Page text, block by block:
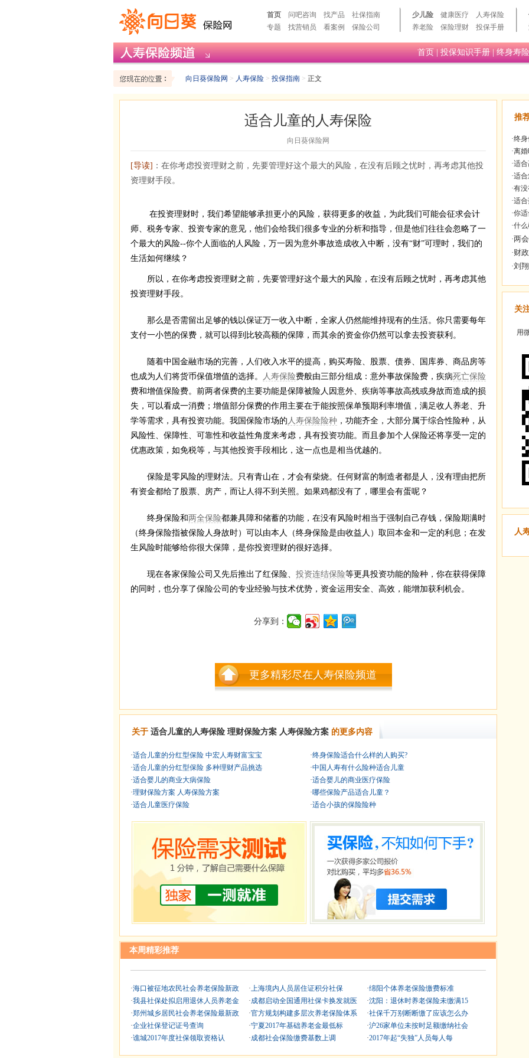
首页 问吧咨询 找产品
社保指南
专题
找营销员 看案例 保险公司
少儿险 健康医疗
人寿保险
养老险
保险理财 投保手册
首页|投保知识手册|终身寿险
向日葵保险网 > 人寿保险 > 投保指南 > 正文
适合儿童的人寿保险
向日葵保险网
[导读] ：在你考虑投资理财之前，先要管理好这个最大的风险，在没有后顾之忧时，再考虑其他投
资理财手段。
在投资理财时，我们希望能够承担更小的风险，获得更多的收益，为此我们可能会征求会计
师、税务专家、投资专家的意见，他们会给我们很多专业的分析和指导，但是他们往往会忽略了一
个最大的风险--你个人面临的人风险，万一因为意外事故造成收入中断，没有“财”可理时，我们的
生活如何继续？
所以，在你考虑投资理财之前，先要管理好这个最大的风险，在没有后顾之忧时，再考虑其他
投资理财手段。
那么是否需留出足够的钱以保证万一收入中断，全家人仍然能维持现有的生活。你只需要每年
支付一小笆的保费，就可以得到比较高额的保障，而其余的资金你仍然可以拿去投资获利。
随着中国金融市场的完善，人们收入水平的提高，购买寿险、股票、债券、国库券、商品房等
也成为人们将货币保值增值的选择。
人寿保险费般由三部分组成：意外事故保险费，疾病死亡保险
费和增值保险费。前两者保费的主要功能是保障被险人因意外、疾病等事故高残或身故而造成的损
失，可以看成一消费；增值部分保费的作用主要在于能按照保单预期利率增值，满足收人养老、升
学等需求，具有投资功能。我国保险市场的 人寿保险险种 ，功能齐全，大部分属于综合性险种，从
风险性、保障性、可靠性和收益性角度来考虑，具有投资功能。而且参加个人保险还将享受一定的
优惠政策，如免税等，与其他投资手段相比，这一点也是相当优越的。
保险是零风险的理财法。只有青山在，才会有柴烧。任何财富的制造者都是人，没有理由把所
有资金都给了股票、房产，而让人得不到关照。如果鸡都没有了，哪里会有蛋呢？
终身保险和 两全保险都兼具障和储蓄的功能，在没有风险时相当于强制自己存钱，保险期满时
（终身保险指被保险人身故时）可以由本人（终身保险是由收益人）取回本金和一定的利息；在发
生风险时能够给你很大保障，是你投资理财的很好选择。
现在各家保险公司又先后推出了红保险、 投资连结保险等更具投资功能的险种，你在获得保障
的同时，也分享了保险公司的专业经验与技术优势，资金运用安全、高效，能增加获利机会。
分享到：
更多精彩尽在人寿保险频道
关于 适合儿童的人寿保险 理财保险方案 人寿保险方案 的更多内容
·适合儿童的分红型保险 中宏人寿财富宝宝
·适合儿童的分红型保险 多种理财产品挑选
·适合婴儿的商业大病保险
·理财保险方案 人寿保险方案
·适合儿童医疗保险
·终身保险适合什么样的人购买?
·中国人寿有什么险种适合儿童
·适合婴儿的商业医疗保险
·哪些保险产品适合儿童？
·适合小孩的保险险种
本周精彩推荐
·海口被征地农民社会养老保险新政
·我县社保处拟启用退休人员养老金
·郑州城乡居民社会养老保险最新政
·企业社保登记证号查询
·谯城2017年度社保领取资格认
·上海境内人员居住证积分社保
·成都启动全国通用社保卡换发就医
·官方规划构建多层次养老保险体系
·宁夏2017年基础养老金最低标
·成都社会保险缴费基数上调
·绵阳个体养老保险缴费标准
·沈阳：退休时养老保险未缴满15
·社保千万别断断缴了应该怎么办
·沪26家单位未按时足额缴纳社会
·2017年起“失独”人员每人每
推
·终
·离
·适
·适
·有没
·适合
·你适
·什么
关
用
人